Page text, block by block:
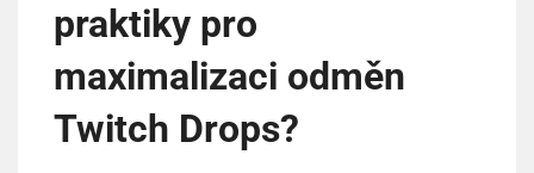
praktiky pro
maximalizaci odměn
Twitch Drops?